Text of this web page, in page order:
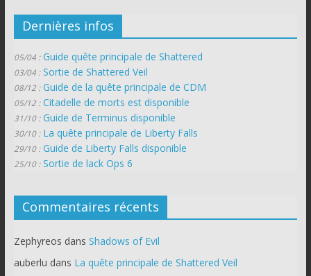
Dernières infos
05/04 : Guide quête principale de Shattered
03/04 : Sortie de Shattered Veil
08/12 : Guide de la quête principale de CDM
05/12 : Citadelle de morts est disponible
31/10 : Guide de Terminus disponible
30/10 : La quête principale de Liberty Falls
29/10 : Guide de Liberty Falls disponible
25/10 : Sortie de lack Ops 6
Commentaires récents
Zephyreos dans Shadows of Evil
auberlu dans La quête principale de Shattered Veil